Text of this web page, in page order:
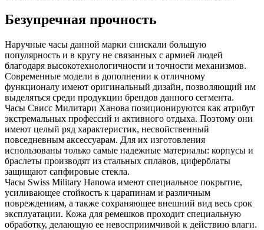
Безупречная прочность
Наручные часы данной марки снискали большую
популярность и в кругу не связанных с армией людей
благодаря высокотехнологичности и точности механизмов.
Современные модели в дополнении к отличному
функционалу имеют оригинальный дизайн, позволяющий им
выделяться среди продукции брендов данного сегмента.
Часы Свисс Милитари Ханова позиционируются как атрибут
экстремальных профессий и активного отдыха. Поэтому они
имеют целый ряд характеристик, несвойственный
повседневным аксессуарам. Для их изготовления
использованы только самые надежные материалы: корпусы и
браслеты производят из стальных сплавов, циферблаты
защищают сапфировые стекла.
Часы Swiss Military Hanowa имеют специальное покрытие,
усиливающее стойкость к царапинам и различным
повреждениям, а также сохраняющее внешний вид весь срок
эксплуатации. Кожа для ремешков проходит специальную
обработку, делающую ее невосприимчивой к действию влаги.